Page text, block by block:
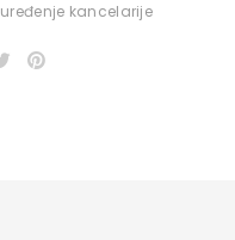
uređenje kancelarije